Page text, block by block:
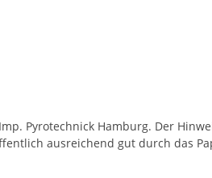
Pyrotechnick Hamburg. Der
ausreichend gut durch das